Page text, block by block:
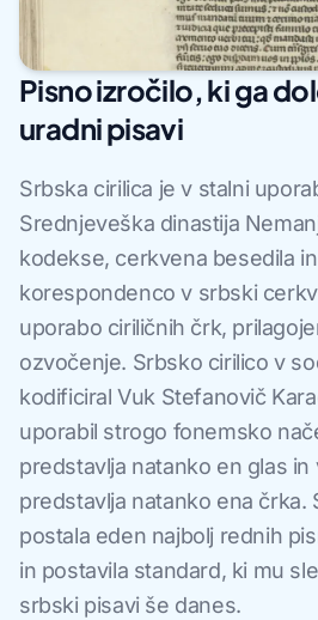
Pisno izročilo, ki ga
uradni pisavi
Srbska cirilica je v stalni
Srednjeveška dinastija
kodekse, cerkvena besedila
korespondenco v srbski
uporabo ciriličnih črk,
ozvočenje. Srbsko cirilico v
kodificiral Vuk Stefanovič
uporabil strogo fonemsko
predstavlja natanko en glas in
predstavlja natanko ena črka.
postala eden najbolj rednih
in postavila standard, ki mu
srbski pisavi še danes.